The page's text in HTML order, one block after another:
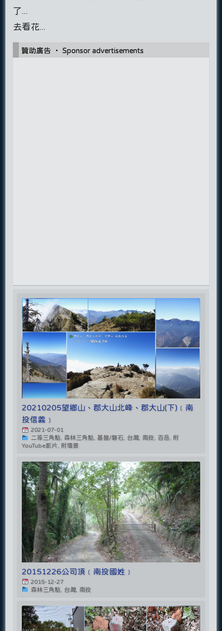
了...
去看花...
贊助廣告 ‧ Sponsor advertisements
20210205望鄉山、郡大山北峰、郡大山(下)﹝南
投信義﹞
2021-07-01
二等三角點, 森林三角點, 基盤/磐石, 台灣, 南投, 百岳, 附
YouTube影片, 附環景
20151226公司頂﹝南投國姓﹞
2015-12-27
森林三角點, 台灣, 南投